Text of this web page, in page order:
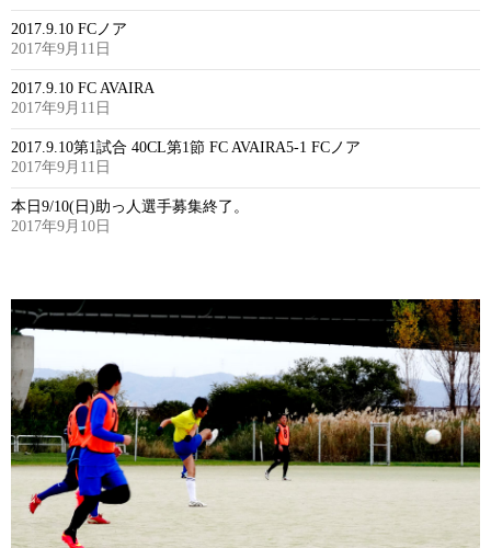
2017.9.10 FCノア
2017年9月11日
2017.9.10 FC AVAIRA
2017年9月11日
2017.9.10第1試合 40CL第1節 FC AVAIRA5-1 FCノア
2017年9月11日
本日9/10(日)助っ人選手募集終了。
2017年9月10日